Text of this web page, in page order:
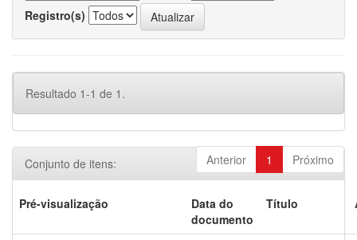
Registro(s)
Resultado 1-1 de 1.
Anterior 1 Próximo
Conjunto de itens:
Pré-visualização
Data do
documento
Título